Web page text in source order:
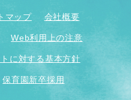
マップ 会社概要
Web利用上の注意
に対する基本方針
保育園新卒採用